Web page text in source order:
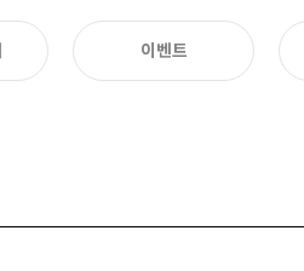
이벤트